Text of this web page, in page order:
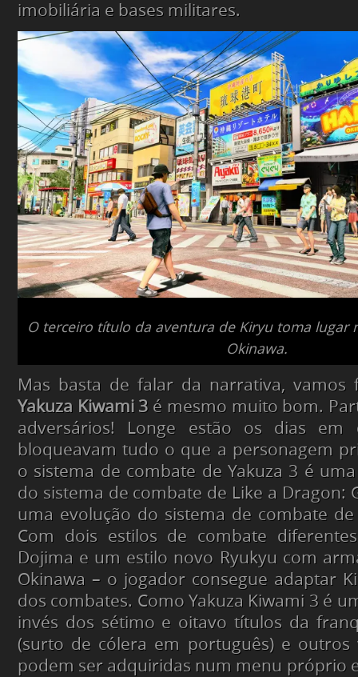
imobiliária e bases militares.
O terceiro título da aventura de Kiryu toma lugar
Okinawa.
Mas basta de falar da narrativa, vamos
Yakuza Kiwami 3 é mesmo muito bom.
adversários! Longe estão os dias em
bloqueavam tudo o que a personagem
o sistema de combate de Yakuza 3 é
do sistema de combate de Like a Dragon:
uma evolução do sistema de combate de
Com dois estilos de combate
Dojima e um estilo novo Ryukyu com
Okinawa – o jogador consegue adaptar
dos combates. Como Yakuza Kiwami 3 é
invés dos sétimo e oitavo títulos da
(surto de cólera em português) e outros
podem ser adquiridas num menu próprio